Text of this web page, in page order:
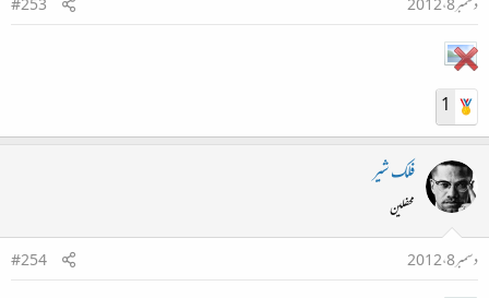
دسمبر 8، 2012
#253
1
فلک شیر
محفلین
دسمبر 8، 2012
#254